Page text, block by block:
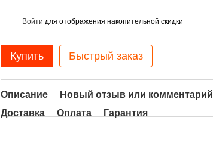
Войти для отображения накопительной скидки
Купить Быстрый заказ
Описание
Новый отзыв или комментарий
Доставка
Оплата Гарантия